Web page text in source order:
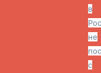
в
не
с